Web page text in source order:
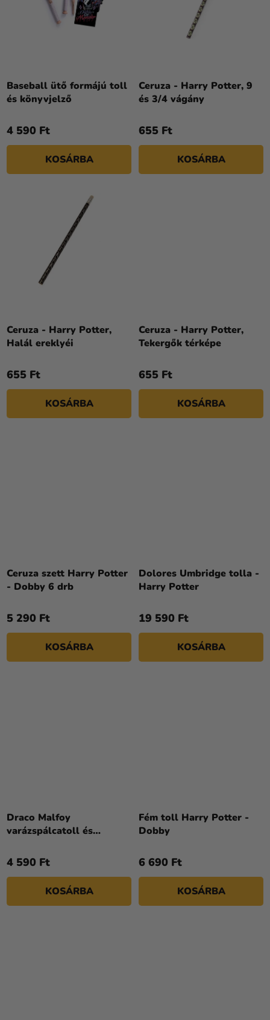
Személyre
szabott
Rólunk
Z
É
E
Baseball ütő formájú toll
és könyvjelző
4 590 Ft
KOSÁRBA
Ceruza - Harry Potter, 9
és 3/4 vágány
655 Ft
KOSÁRBA
Ceruza - Harry Potter,
Halál ereklyéi
655 Ft
KOSÁRBA
Ceruza - Harry Potter,
Tekergők térképe
655 Ft
KOSÁRBA
Ceruza szett Harry Potter
- Dobby 6 drb
5 290 Ft
KOSÁRBA
Dolores Umbridge tolla -
Harry Potter
19 590 Ft
KOSÁRBA
Draco Malfoy
varázspálcatoll és
4 590 Ft
KOSÁRBA
Fém toll Harry Potter -
Dobby
6 690 Ft
KOSÁRBA